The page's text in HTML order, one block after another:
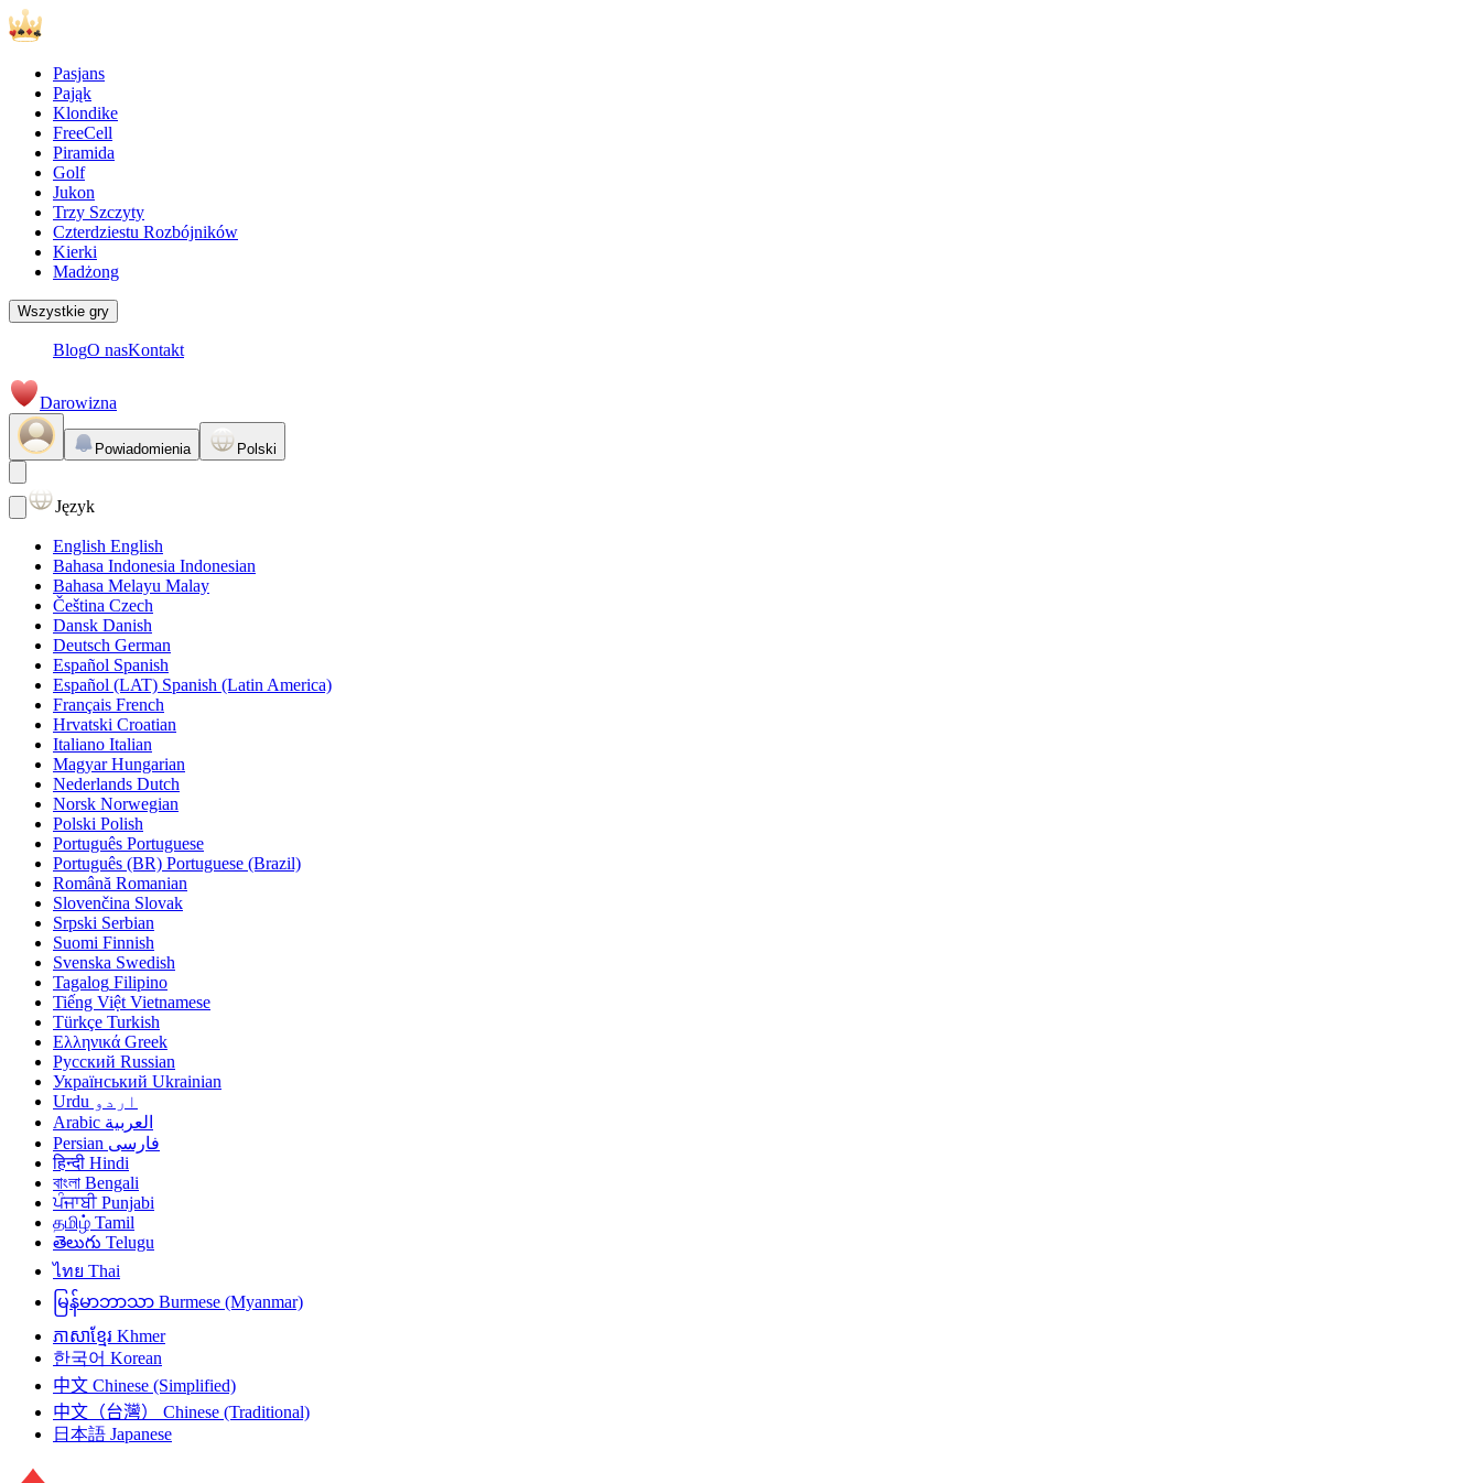
Pasjans
Pająk
Klondike
FreeCell
Piramida
Golf
Jukon
Trzy Szczyty
Czterdziestu Rozbójników
Kierki
Madżong
Wszystkie gry
BlogO nasKontakt
Darowizna
Powiadomienia Polski
Język
English English
Bahasa Indonesia Indonesian
Bahasa Melayu Malay
Čeština Czech
Dansk Danish
Deutsch German
Español Spanish
Español (LAT) Spanish (Latin America)
Français French
Hrvatski Croatian
Italiano Italian
Magyar Hungarian
Nederlands Dutch
Norsk Norwegian
Polski Polish
Português Portuguese
Português (BR) Portuguese (Brazil)
Română Romanian
Slovenčina Slovak
Srpski Serbian
Suomi Finnish
Svenska Swedish
Tagalog Filipino
Tiếng Việt Vietnamese
Türkçe Turkish
Ελληνικά Greek
Русский Russian
Український Ukrainian
اردو Urdu
العربية Arabic
فارسی Persian
हिन्दी Hindi
বাংলা Bengali
ਪੰਜਾਬੀ Punjabi
தமிழ் Tamil
తెలుగు Telugu
ไทย Thai
မြန်မာဘာသာ Burmese (Myanmar)
ភាសាខ្មែរ Khmer
한국어 Korean
中文 Chinese (Simplified)
中文（台灣）
Chinese (Traditional)
日本語 Japanese